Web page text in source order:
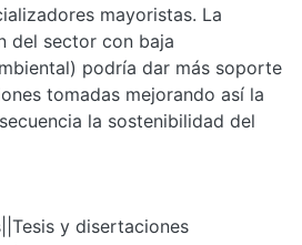
mayoristas. La
del sector con baja
podría dar más soporte
tomadas mejorando así la
la sostenibilidad del
y disertaciones